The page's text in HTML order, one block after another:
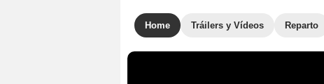
Home Tráilers y Vídeos Reparto